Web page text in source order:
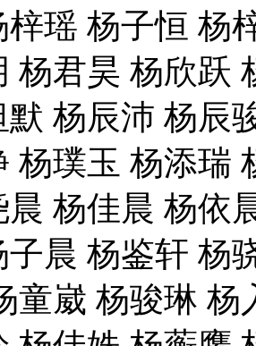
瑶 杨子恒 杨
杨君昊 杨欣跃
杨辰沛 杨辰
杨璞玉 杨添瑞
晨 杨佳晨 杨依
晨 杨鉴轩 杨
童崴 杨骏琳